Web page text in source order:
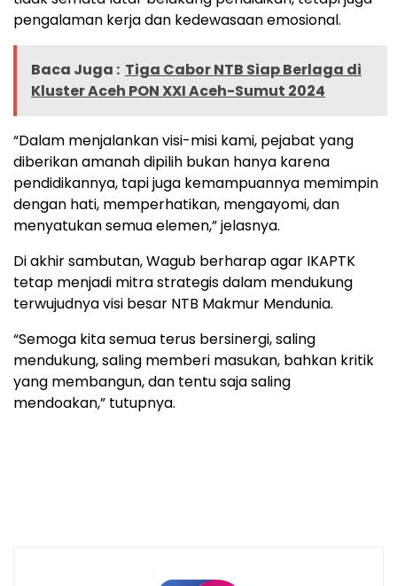
pengalaman kerja dan kedewasaan emosional.
Baca Juga : Tiga Cabor NTB Siap Berlaga di
Kluster Aceh PON XXI Aceh-Sumut 2024
“Dalam menjalankan visi-misi kami, pejabat yang
diberikan amanah dipilih bukan hanya karena
pendidikannya, tapi juga kemampuannya memimpin
dengan hati, memperhatikan, mengayomi, dan
menyatukan semua elemen,” jelasnya.
Di akhir sambutan, Wagub berharap agar IKAPTK
tetap menjadi mitra strategis dalam mendukung
terwujudnya visi besar NTB Makmur Mendunia.
“Semoga kita semua terus bersinergi, saling
mendukung, saling memberi masukan, bahkan kritik
yang membangun, dan tentu saja saling
mendoakan,” tutupnya.